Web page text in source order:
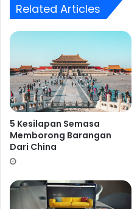
Related Articles
5 Kesilapan Semasa
Memborong Barangan
Dari China